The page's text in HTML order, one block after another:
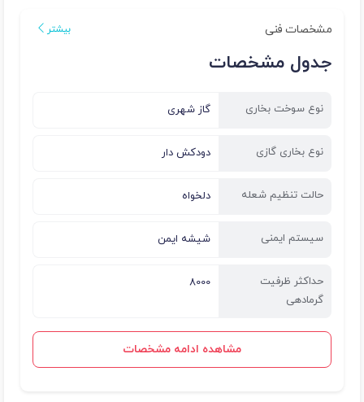
مشخصات فنی بیشتر
جدول مشخصات
نوع سوخت بخاری گاز شهری
نوع بخاری گازی دودکش دار
حالت تنظیم شعله دلخواه
سیستم ایمنی شیشه ایمن
حداکثر ظرفیت
گرمادهی
8000
مشاهده ادامه مشخصات